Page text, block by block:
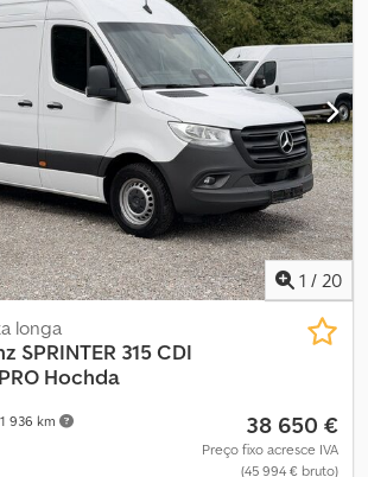
1 / 20
1 936 km
longa
SPRINTER 315 CDI
Hochda
38 650 €
Preço fixo acresce IVA
(45 994 € bruto)